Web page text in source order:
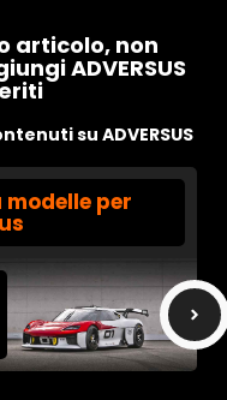
articolo, non
ADVERSUS
su ADVERSUS
modelle per